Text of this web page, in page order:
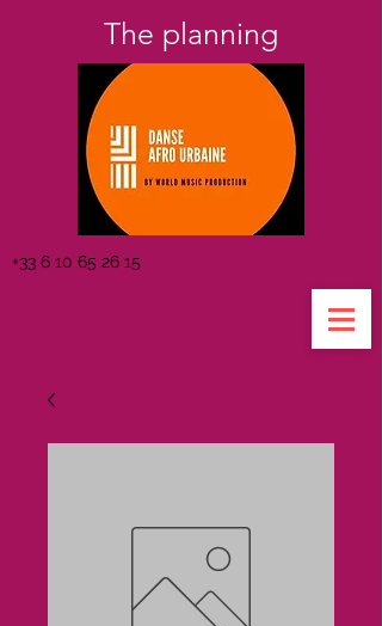
The planning
+33 6 10 65 26 15